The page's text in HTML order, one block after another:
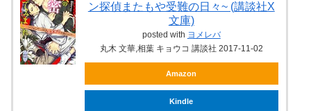
ン探偵またもや受難の日々~ (講談社X
文庫)
posted with ヨメレバ
丸木 文華,相葉 キョウコ 講談社 2017-11-02
Amazon
Kindle